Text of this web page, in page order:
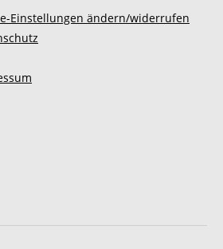
Einstellungen ändern/widerrufen